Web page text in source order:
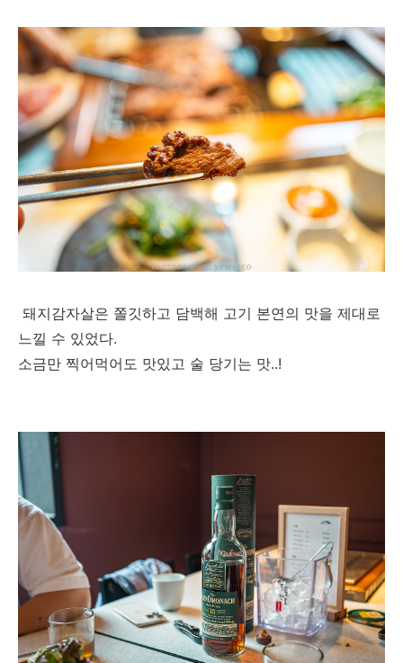
돼지감자살은 쫄깃하고 담백해 고기 본연의 맛을 제대로
느낄 수 있었다.
소금만 찍어먹어도 맛있고 술 당기는 맛..!